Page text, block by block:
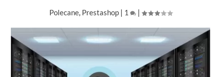
Polecane, Prestashop| 1 |